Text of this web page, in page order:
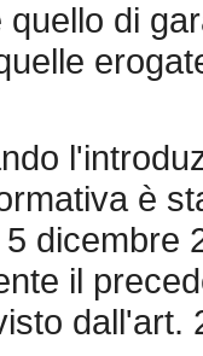
di
è
dicembre
il
dall'art.